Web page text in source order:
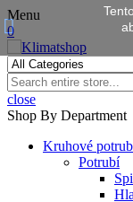
Menu
0
close
Shop By Department
Kruhové
Potrubí